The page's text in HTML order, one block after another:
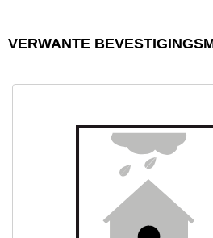
VERWANTE